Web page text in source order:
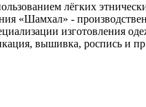
лёгких
«Шамхал» -
изготовления
вышивка, роспись и